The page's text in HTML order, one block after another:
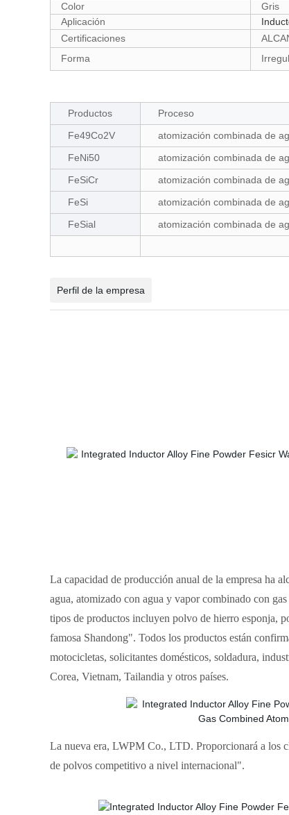
Color
Gris
Aplicación
Certificaciones
Forma
Productos Proceso
Fe49Co2V
atomización combinada de
FeNi50
atomización combinada de
FeSiCr
atomización combinada de
FeSi
atomización combinada de
FeSial
atomización combinada de
Perfil de la empresa
La capacidad de producción anual de la empresa ha
agua, atomizado con agua y vapor combinado con
tipos de productos incluyen polvo de hierro esponja,
famosa Shandong". Todos los productos están
motocicletas, solicitantes domésticos, soldadura,
Corea, Vietnam, Tailandia y otros países.
La nueva era, LWPM Co., LTD. Proporcionará a los
de polvos competitivo a nivel internacional".